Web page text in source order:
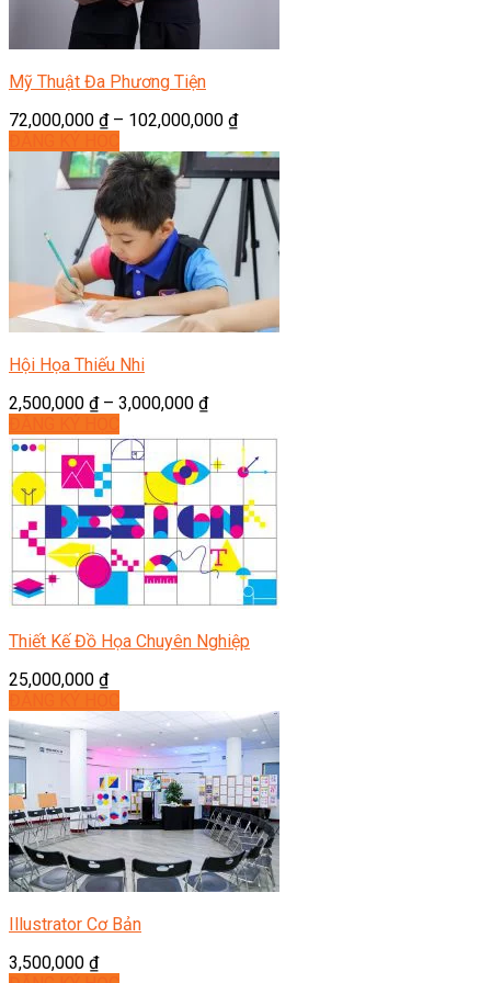
Mỹ Thuật Đa Phương Tiện
72,000,000 ₫– 102,000,000 ₫
Hội Họa Thiếu Nhi
2,500,000 ₫– 3,000,000 ₫
Thiết Kế Đồ Họa Chuyên Nghiệp
25,000,000 ₫
Illustrator Cơ Bản
3,500,000 ₫